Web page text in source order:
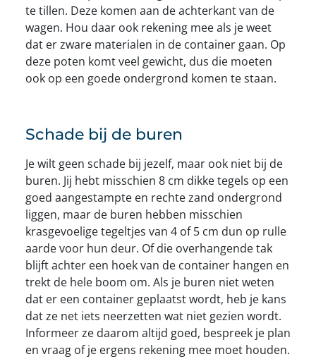
te tillen. Deze komen aan de achterkant van de
wagen. Hou daar ook rekening mee als je weet
dat er zware materialen in de container gaan. Op
deze poten komt veel gewicht, dus die moeten
ook op een goede ondergrond komen te staan.
Schade bij de buren
Je wilt geen schade bij jezelf, maar ook niet bij de
buren. Jij hebt misschien 8 cm dikke tegels op een
goed aangestampte en rechte zand ondergrond
liggen, maar de buren hebben misschien
krasgevoelige tegeltjes van 4 of 5 cm dun op rulle
aarde voor hun deur. Of die overhangende tak
blijft achter een hoek van de container hangen en
trekt de hele boom om. Als je buren niet weten
dat er een container geplaatst wordt, heb je kans
dat ze net iets neerzetten wat niet gezien wordt.
Informeer ze daarom altijd goed, bespreek je plan
en vraag of je ergens rekening mee moet houden.